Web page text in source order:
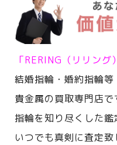
「RERING（リリング
結婚指輪・婚約指輪等
貴金属の買取専門店で
指輪を知り尽くした鑑
いつでも真剣に査定致